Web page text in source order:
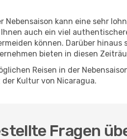
Nebensaison kann eine sehr
Ihnen auch ein viel
können. Darüber
bieten in diesen
Reisen in der
Kultur von Nicaragua.
Fragen